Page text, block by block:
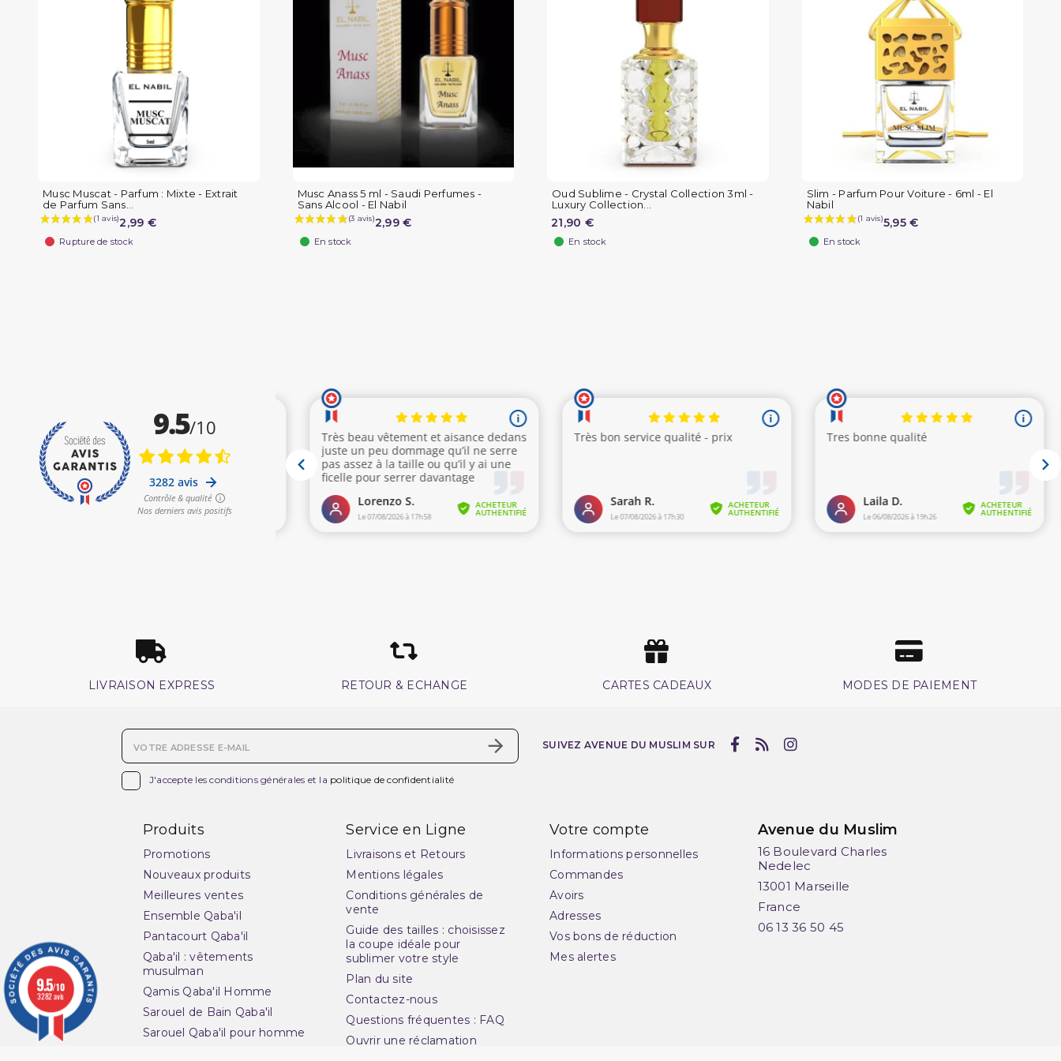
Musc Muscat - Parfum : Mixte - Extrait
de Parfum Sans...
2,99 €
Rupture de stock
Musc Anass 5 ml - Saudi Perfumes -
Sans Alcool - El Nabil
2,99 €
En stock
Oud Sublime - Crystal Collection 3ml -
Luxury Collection...
21,90 €
En stock
Slim - Parfum Pour Voiture - 6ml - El
Nabil
5,95 €
En stock
LIVRAISON EXPRESS RETOUR & ECHANGE CARTES CADEAUX MODES DE PAIEMENT
J'accepte les conditions générales et la politique de confidentialité
SUIVEZ AVENUE DU MUSLIM SUR
Produits
Promotions
Nouveaux produits
Meilleures ventes
Ensemble Qaba'il
Pantacourt Qaba'il
Qaba'il : vêtements
musulman
Qamis Qaba'il Homme
Sarouel de Bain Qaba'il
Sarouel Qaba'il pour homme
Service en Ligne
Livraisons et Retours
Mentions légales
Conditions générales de
vente
Guide des tailles : choisissez
la coupe idéale pour
sublimer votre style
Plan du site
Contactez-nous
Questions fréquentes : FAQ
Ouvrir une réclamation
Votre compte
Informations personnelles
Commandes
Avoirs
Adresses
Vos bons de réduction
Mes alertes
Avenue du Muslim
16 Boulevard Charles
Nedelec
13001 Marseille
France
06 13 36 50 45
9.5/10
3282 avis